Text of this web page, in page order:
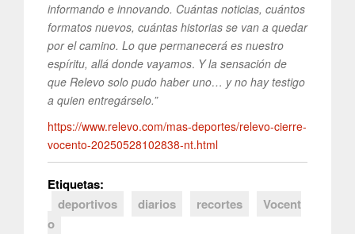
informando e innovando. Cuántas noticias, cuántos
formatos nuevos, cuántas historias se van a quedar
por el camino. Lo que permanecerá es nuestro
espíritu, allá donde vayamos. Y la sensación de
que Relevo solo pudo haber uno… y no hay testigo
a quien entregárselo.”
https://www.relevo.com/mas-deportes/relevo-cierre-
vocento-20250528102838-nt.html
Etiquetas:
deportivos
diarios recortes
Vocent
o